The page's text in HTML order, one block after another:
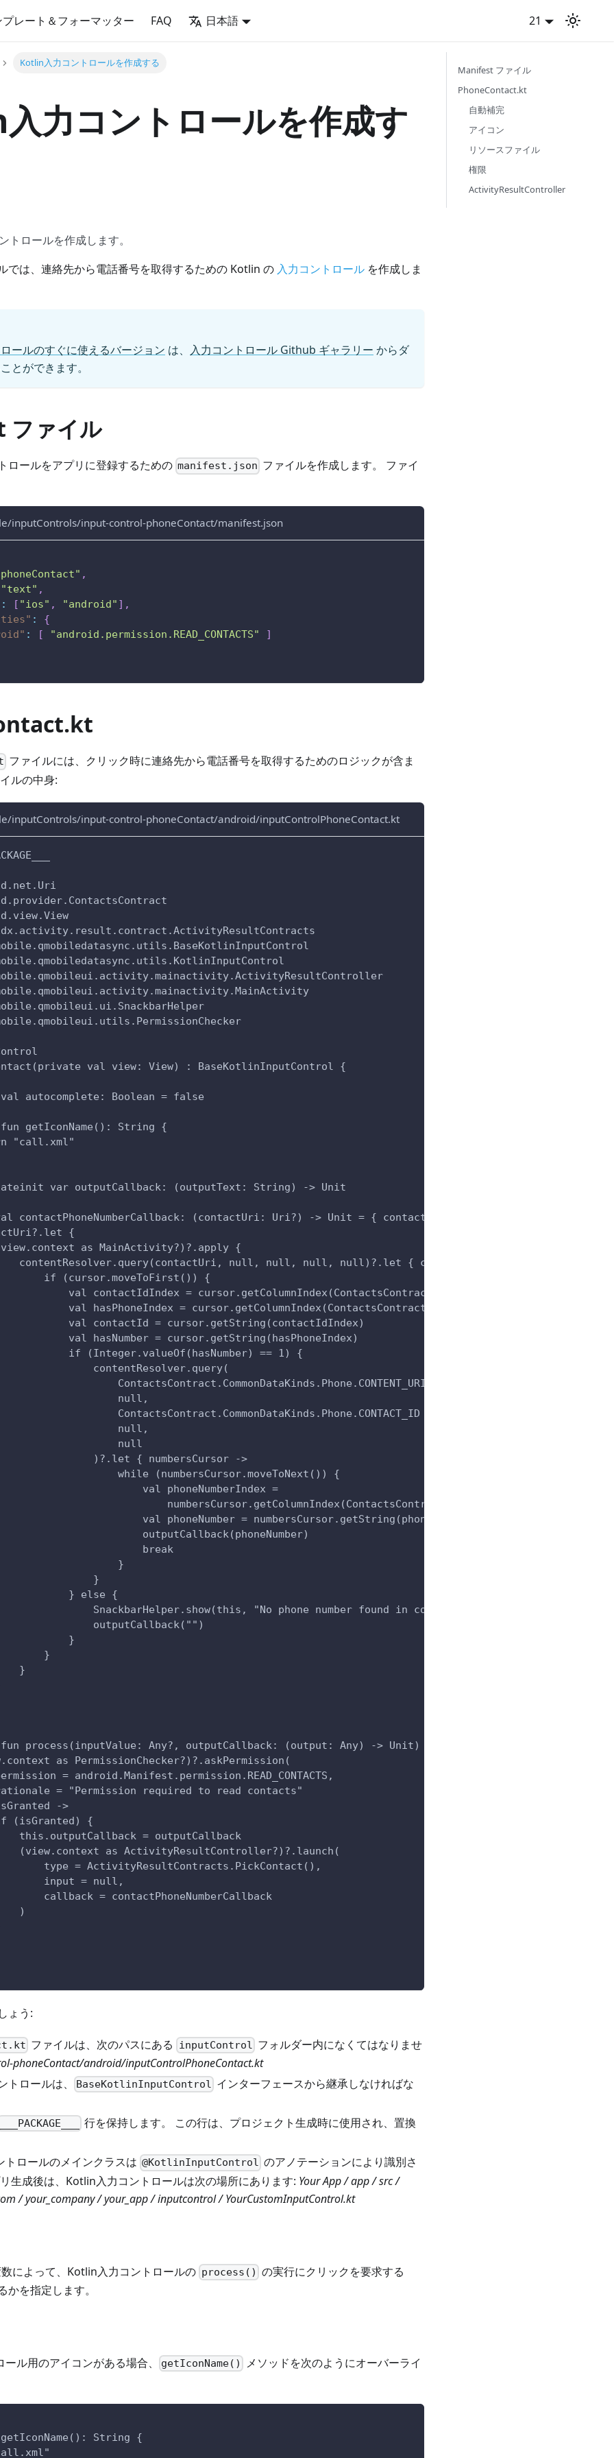
プレート＆フォーマッター FAQ 日本語 21
Kotlin入力コントロールを作成する
力コントロールを作成す
トロールを作成します。
では、連絡先から電話番号を取得するための Kotlin の 入力コントロール を作成しま
ールのすぐに使えるバージョン は、 入力コントロール Github ギャラリー からダ
とができます。
ァイル
ロールをアプリに登録するための manifest.json ファイルを作成します。 ファイ
inputControls/input-control-phoneContact/manifest.json
,
"text" ,
: [ "ios" , "android" ] ,
:
{
: [ "android.permission.READ_CONTACTS"
]
ファイルには、クリック時に連絡先から電話番号を取得するためのロジックが含ま
ルの中身:
inputControls/input-control-phoneContact/android/inputControlPhoneContact.kt
val view: View) : BaseKotlinInputControl {
autocomplete: Boolean = false
getIconName(): String {
"call.xml"
var outputCallback: (outputText: String) -> Unit
contactPhoneNumberCallback: (contactUri: Uri?) -> Unit = { contactUri ->
{
as MainActivity?)?.apply {
contentResolver.query(contactUri, null, null, null, null)?.let { cursor ->
if (cursor.moveToFirst()) {
val contactIdIndex = cursor.getColumnIndex(ContactsContract.Contacts._ID)
val hasPhoneIndex = cursor.getColumnIndex(ContactsContract.Contacts.HAS_PHONE_NUMBER)
val contactId = cursor.getString(contactIdIndex)
val hasNumber = cursor.getString(hasPhoneIndex)
if (Integer.valueOf(hasNumber) == 1) {
contentResolver.query(
ContactsContract.CommonDataKinds.Phone.CONTENT_URI,
null,
ContactsContract.CommonDataKinds.Phone.CONTACT_ID + " = " + contactId,
null,
null
)?.let { numbersCursor ->
while (numbersCursor.moveToNext()) {
val phoneNumberIndex =
val phoneNumber = numbersCursor.getString(phoneNumberIndex)
outputCallback(phoneNumber)
break
}
}
} else {
SnackbarHelper.show(this, "No phone number found in contact")
outputCallback("")
}
}
}
process(inputValue: Any?, outputCallback: (output: Any) -> Unit) {
as PermissionChecker?)?.askPermission(
= android.Manifest.permission.READ_CONTACTS,
= "Permission required to read contacts"
->
(isGranted) {
this.outputCallback = outputCallback
(view.context as ActivityResultController?)?.launch(
type = ActivityResultContracts.PickContact(),
input = null,
callback = contactPhoneNumberCallback
)
ょう:
ファイルは、次のパスにある inputControl フォルダー内になくてはなりませ
phoneContact/android/inputControlPhoneContact.kt
ロールは、
BaseKotlinInputControl インターフェースから継承しなければな
___PACKAGE___
行を保持します。 この行は、プロジェクト生成時に使用され、置換
ロールのメインクラスは @KotlinInputControl のアノテーションにより識別さ
生成後は、Kotlin入力コントロールは次の場所にあります: Your App / app / src /
/ your_company / your_app / inputcontrol / YourCustomInputControl.kt
によって、Kotlin入力コントロールの process() の実行にクリックを要求する
を指定します。
ル用のアイコンがある場合、 getIconName()
メソッドを次のようにオーバーライ
String {
Manifest ファイル
PhoneContact.kt
自動補完
アイコン
リソースファイル
権限
ActivityResultController